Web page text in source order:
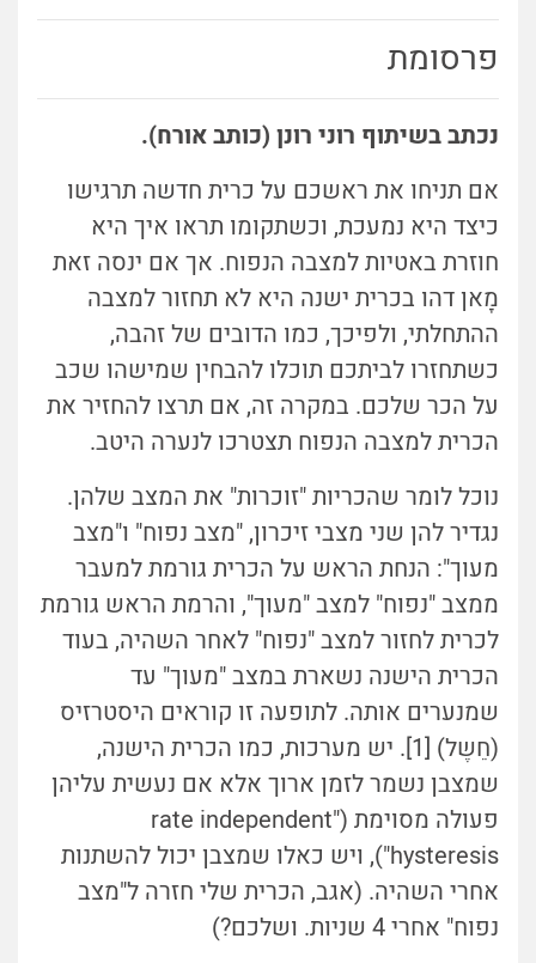
פרסומת
נכתב בשיתוף רוני רונן (כותב אורח).
אם תניחו את ראשכם על כרית חדשה תרגישו
כיצד היא נמעכת, וכשתקומו תראו איך היא
חוזרת באטיות למצבה הנפוח. אך אם ינסה זאת
מָאן דהו בכרית ישנה היא לא תחזור למצבה
ההתחלתי, ולפיכך, כמו הדובים של זהבה,
כשתחזרו לביתכם תוכלו להבחין שמישהו שכב
על הכר שלכם. במקרה זה, אם תרצו להחזיר את
הכרית למצבה הנפוח תצטרכו לנערה היטב.
נוכל לומר שהכריות "זוכרות" את המצב שלהן.
נגדיר להן שני מצבי זיכרון, "מצב נפוח" ו"מצב
מעוך": הנחת הראש על הכרית גורמת למעבר
ממצב "נפוח" למצב "מעוך", והרמת הראש גורמת
לכרית לחזור למצב "נפוח" לאחר השהיה, בעוד
הכרית הישנה נשארת במצב "מעוך" עד
שמנערים אותה. לתופעה זו קוראים היסטרזיס
(חֵשֶל) [1]. יש מערכות, כמו הכרית הישנה,
שמצבן נשמר לזמן ארוך אלא אם נעשית עליהן
פעולה מסוימת ("rate independent
hysteresis"), ויש כאלו שמצבן יכול להשתנות
אחרי השהיה. (אגב, הכרית שלי חזרה ל"מצב
נפוח" אחרי 4 שניות. ושלכם?)